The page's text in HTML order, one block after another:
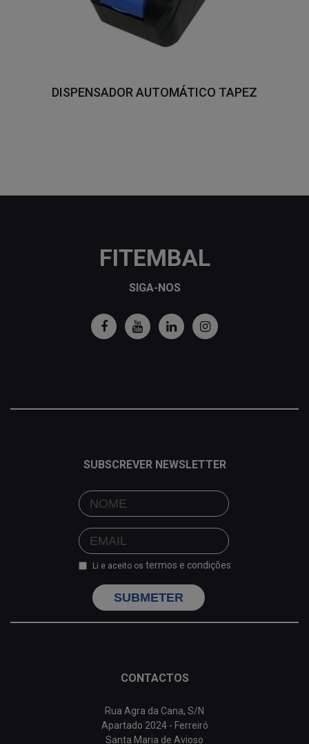
DISPENSADOR AUTOMÁTICO TAPEZ
FITEMBAL
SIGA-NOS
SUBSCREVER NEWSLETTER
Li e aceito os termos e condições
SUBMETER
CONTACTOS
Rua Agra da Cana, S/N
Apartado 2024 - Ferreiró
Santa Maria de Avioso